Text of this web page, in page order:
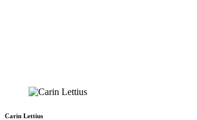
Carin Lettius